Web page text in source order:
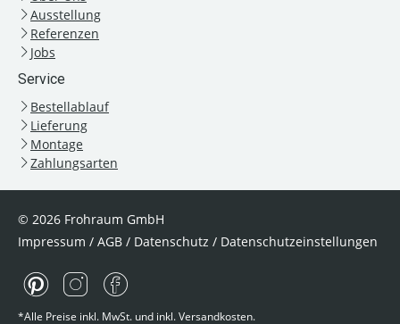
Ausstellung
Referenzen
Jobs
Service
Bestellablauf
Lieferung
Montage
Zahlungsarten
© 2026 Frohraum GmbH
Impressum / AGB / Datenschutz / Datenschutzeinstellungen
*Alle Preise inkl. MwSt. und inkl. Versandkosten.